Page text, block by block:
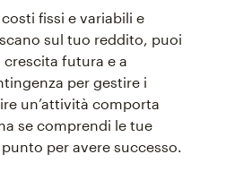
fissi e variabili e
sul tuo reddito, puoi
crescita futura e a
per gestire i
un’attività comporta
se comprendi le tue
per avere successo.